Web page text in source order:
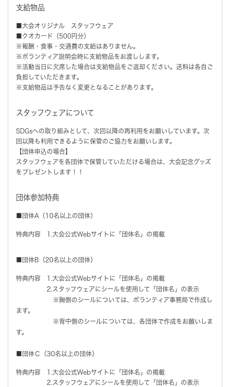
支給物品
■大会オリジナル スタッフウェア
■クオカード（500円分）
※報酬・食事・交通費の支給はありません。
※ボランティア説明会時に支給物品をお渡しします。
※活動当日に欠席した場合は支給物品をご返却ください。送料は各自ご
負担していただきます。
※支給物品は予告なく変更となることがあります。
スタッフウェアについて
SDGsへの取り組みとして、次回以降の再利用をお願いしています。次
回以降も利用できるように保管のご協力をお願いします。
【団体申込の場合】
スタッフウェアを各団体で保管していただける場合は、大会記念グッズ
をプレゼントします！！
団体参加特典
■団体A（10名以上の団体）
特典内容 1.大会公式Webサイトに「団体名」の掲載
■団体B（20名以上の団体）
特典内容 1.大会公式Webサイトに「団体名」の掲載
2.スタッフウェアにシールを使用して「団体名」の表示
※胸側のシールについては、ボランティア事務局で作成し
ます。
※背中側のシールについては、各団体で作成をお願いしま
す。
■団体Ｃ（30名以上の団体）
特典内容 1.大会公式Webサイトに「団体名」の掲載
2.スタッフウェアにシールを使用して「団体名」の表示